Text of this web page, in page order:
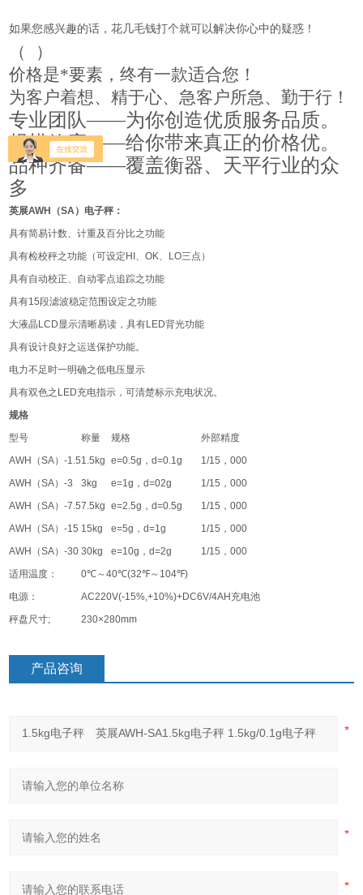
如果您感兴趣的话，花几毛钱打个就可以解决你心中的疑惑！
（
）
价格是*要素，终有一款适合您！
为客户着想、精于心、急客户所急、勤于行！
专业团队——为你创造优质服务品质。
规模效应——给你带来真正的价格优。
品种齐备——覆盖衡器、天平行业的众
多
英展AWH （SA）电子秤：
具有简易计数、计重及百分比之功能
具有检校秤之功能（可设定 HI 、OK、 LO三点）
具有自动校正、自动零点追踪之功能
具有15段滤波稳定范围设定之功能
大液晶 LCD显示清晰易读，具有LED背光功能
具有设计良好之运送保护功能。
电力不足时一明确之低电压显示
具有双色之 LED充电指示，可清楚标示充电状况。
规格
型号
称量 规格
外部精度
AWH
（SA）-1.51.5kg e=0.5g ，d=0.1g 1/15 ，000
AWH
（SA）-3 3kg e=1g ，d=02g 1/15 ，000
AWH
（SA）-7.57.5kg e=2.5g ，d=0.5g 1/15 ，000
AWH
（SA）-15 15kg e=5g ，d=1g 1/15 ，000
AWH
（SA）-30 30kg e=10g ，d=2g 1/15 ，000
适用温度：
0℃～40℃(32℉～ 104℉)
电源：
AC220V(-15%,+10%)+DC6V/4AH 充电池
秤盘尺寸; 230×280mm
产品咨询